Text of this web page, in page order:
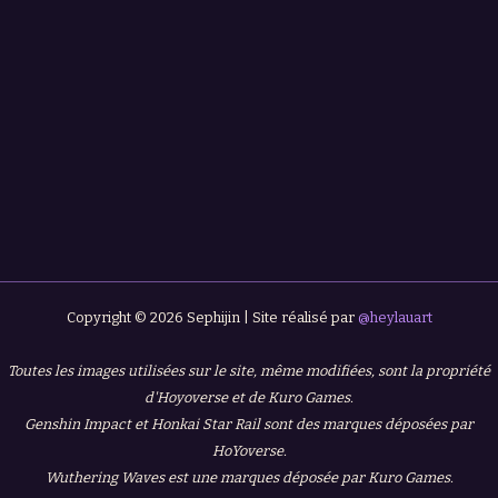
Copyright © 2026 Sephijin | Site réalisé par @heylauart
Toutes les images utilisées sur le site, même modifiées, sont la propriété
d'Hoyoverse et de Kuro Games.
Genshin Impact et Honkai Star Rail sont des marques déposées par
HoYoverse.
Wuthering Waves est une marques déposée par Kuro Games.